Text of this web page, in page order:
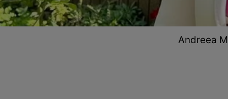
Andreea